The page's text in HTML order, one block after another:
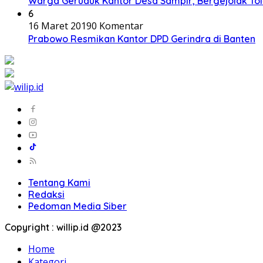
6
16 Maret 20190 Komentar
Prabowo Resmikan Kantor DPD Gerindra di Banten
Tentang Kami
Redaksi
Pedoman Media Siber
Copyright : willip.id @2023
Home